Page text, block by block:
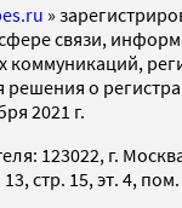
»
связи,
коммуникаций,
решения о
2021 г.
123022, г.
стр. 15, эт. 4, пом.